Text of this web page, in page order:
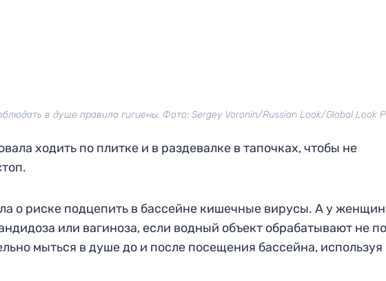
в душе правила гигиены. Фото: Sergey Voronin/Russian Look/Global Look
ходить по плитке и в раздевалке в тапочках, чтобы не
о риске подцепить в бассейне кишечные вирусы. А у женщин
или вагиноза, если водный объект обрабатывают не по
мыться в душе до и после посещения бассейна, используя